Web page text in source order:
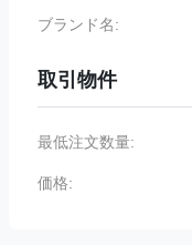
ブランド名:
取引物件
最低注文数量:
価格: